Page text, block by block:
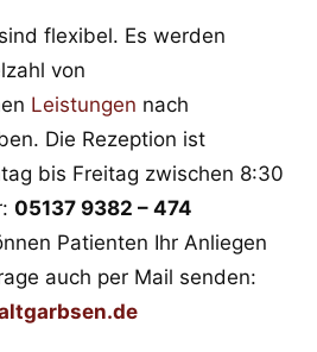
flexibel. Es werden
von
Leistungen nach
Die Rezeption ist
bis Freitag zwischen 8:30
05137 9382 – 474
Patienten Ihr Anliegen
auch per Mail senden: